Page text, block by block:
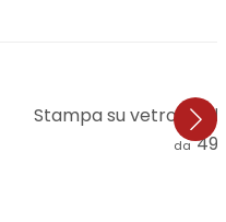
Stampa su vetro
da